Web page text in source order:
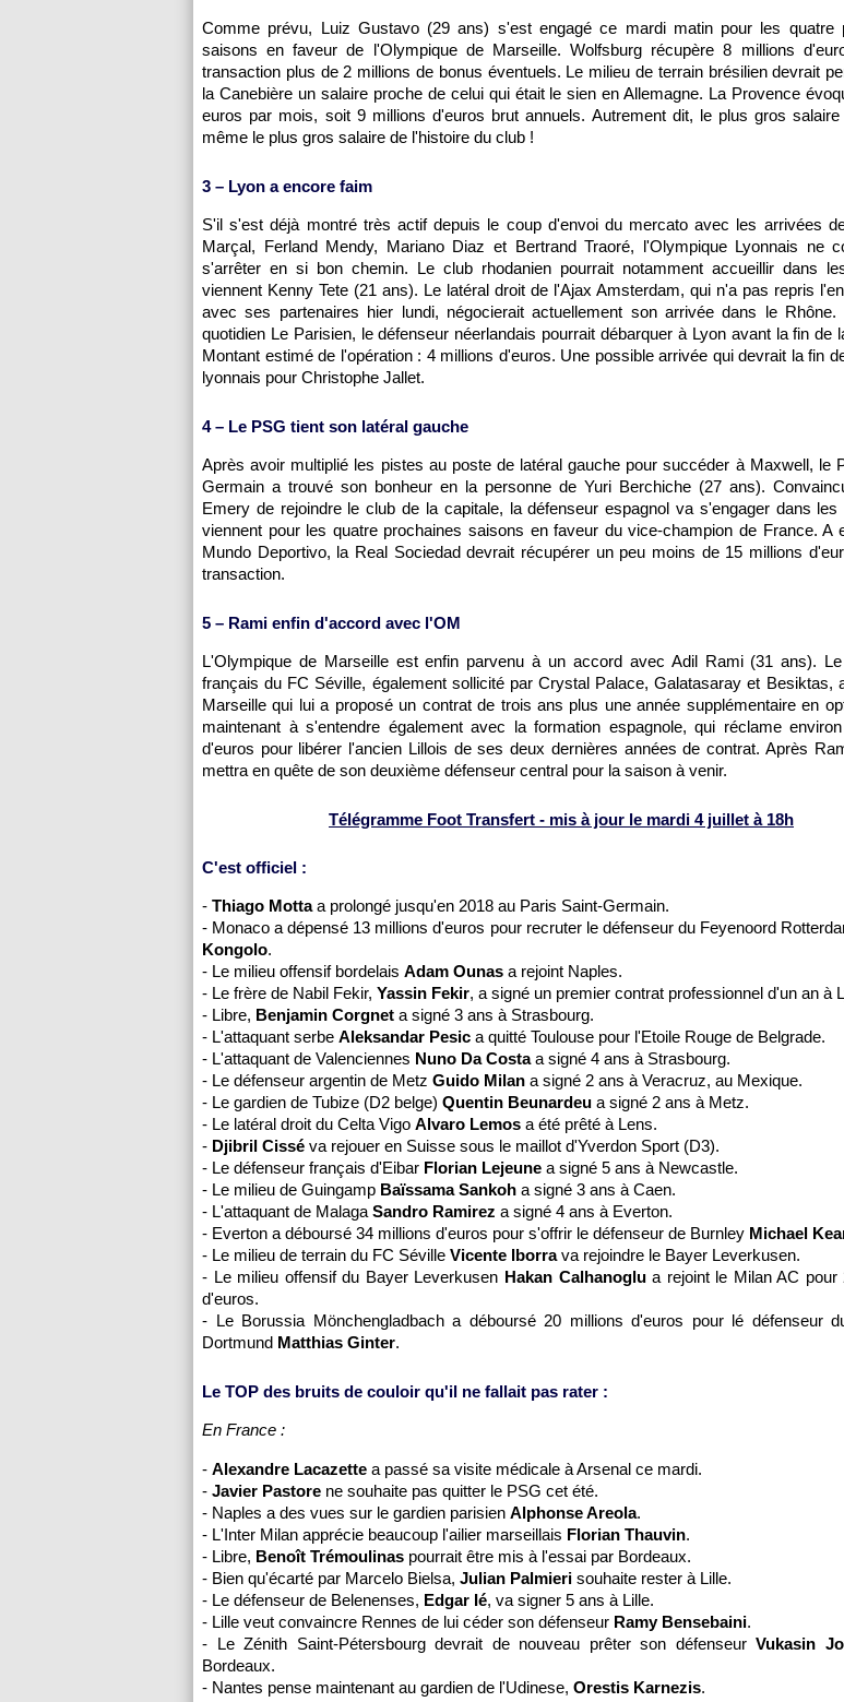
Comme prévu, Luiz Gustavo (29 ans) s'est engagé ce mardi matin pour les quatre
saisons en faveur de l'Olympique de Marseille. Wolfsburg récupère 8 millions
transaction plus de 2 millions de bonus éventuels. Le milieu de terrain brésilien devrait
la Canebière un salaire proche de celui qui était le sien en Allemagne. La Provence
euros par mois, soit 9 millions d'euros brut annuels. Autrement dit, le plus gros
même le plus gros salaire de l'histoire du club !
3 – Lyon a encore faim
S'il s'est déjà montré très actif depuis le coup d'envoi du mercato avec les arrivées
Marçal, Ferland Mendy, Mariano Diaz et Bertrand Traoré, l'Olympique Lyonnais ne
s'arrêter en si bon chemin. Le club rhodanien pourrait notamment accueillir dans
viennent Kenny Tete (21 ans). Le latéral droit de l'Ajax Amsterdam, qui n'a pas repris
avec ses partenaires hier lundi, négocierait actuellement son arrivée dans le Rhône.
quotidien Le Parisien, le défenseur néerlandais pourrait débarquer à Lyon avant la fin de
Montant estimé de l'opération : 4 millions d'euros. Une possible arrivée qui devrait la fin
lyonnais pour Christophe Jallet.
4 – Le PSG tient son latéral gauche
Après avoir multiplié les pistes au poste de latéral gauche pour succéder à Maxwell, le
Germain a trouvé son bonheur en la personne de Yuri Berchiche (27 ans).
Emery de rejoindre le club de la capitale, la défenseur espagnol va s'engager dans les
viennent pour les quatre prochaines saisons en faveur du vice-champion de France. A
Mundo Deportivo, la Real Sociedad devrait récupérer un peu moins de 15 millions
transaction.
5 – Rami enfin d'accord avec l'OM
L'Olympique de Marseille est enfin parvenu à un accord avec Adil Rami (31 ans).
français du FC Séville, également sollicité par Crystal Palace, Galatasaray et Besiktas,
Marseille qui lui a proposé un contrat de trois ans plus une année supplémentaire en
maintenant à s'entendre également avec la formation espagnole, qui réclame
d'euros pour libérer l'ancien Lillois de ses deux dernières années de contrat. Après
mettra en quête de son deuxième défenseur central pour la saison à venir.
Télégramme Foot Transfert - mis à jour le mardi 4 juillet à 18h
C'est officiel :
- Thiago Mottaa prolongé jusqu'en 2018 au Paris Saint-Germain.
- Monaco a dépensé 13 millions d'euros pour recruter le défenseur du Feyenoord
Kongolo.
- Le milieu offensif bordelais Adam Ounas a rejoint Naples.
- Le frère de Nabil Fekir, Yassin Fekir, a signé un premier contrat professionnel d'un an à
- Libre, Benjamin Corgnet a signé 3 ans à Strasbourg.
- L'attaquant serbe Aleksandar Pesic a quitté Toulouse pour l'Etoile Rouge de Belgrade.
- L'attaquant de Valenciennes Nuno Da Costaa signé 4 ans à Strasbourg.
- Le défenseur argentin de Metz Guido Milan a signé 2 ans à Veracruz, au Mexique.
- Le gardien de Tubize (D2 belge) Quentin Beunardeu a signé 2 ans à Metz.
- Le latéral droit du Celta Vigo Alvaro Lemos a été prêté à Lens.
- Djibril Cissé va rejouer en Suisse sous le maillot d'Yverdon Sport (D3).
- Le défenseur français d'Eibar Florian Lejeune a signé 5 ans à Newcastle.
- Le milieu de Guingamp Baïssama Sankoh a signé 3 ans à Caen.
- L'attaquant de Malaga Sandro Ramirez a signé 4 ans à Everton.
- Everton a déboursé 34 millions d'euros pour s'offrir le défenseur de Burnley Michael
- Le milieu de terrain du FC Séville Vicente Iborrava rejoindre le Bayer Leverkusen.
- Le milieu offensif du Bayer Leverkusen Hakan Calhanoglua rejoint le Milan AC pour
d'euros.
- Le Borussia Mönchengladbach a déboursé 20 millions d'euros pour lé défenseur
Dortmund Matthias Ginter.
Le TOP des bruits de couloir qu'il ne fallait pas rater :
En France :
- Alexandre Lacazette a passé sa visite médicale à Arsenal ce mardi.
- Javier Pastore ne souhaite pas quitter le PSG cet été.
- Naples a des vues sur le gardien parisien Alphonse Areola.
- L'Inter Milan apprécie beaucoup l'ailier marseillais Florian Thauvin.
- Libre, Benoît Trémoulinas pourrait être mis à l'essai par Bordeaux.
- Bien qu'écarté par Marcelo Bielsa, Julian Palmieri souhaite rester à Lille.
- Le défenseur de Belenenses, Edgar Ié, va signer 5 ans à Lille.
- Lille veut convaincre Rennes de lui céder son défenseur Ramy Bensebaini.
- Le Zénith Saint-Pétersbourg devrait de nouveau prêter son défenseur Vukasin
Bordeaux.
- Nantes pense maintenant au gardien de l'Udinese, Orestis Karnezis.